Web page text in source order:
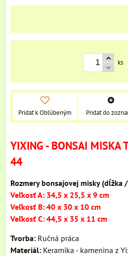
ks
Pridať k Obľúbeným Pridať do
YIXING - BONSAI MISKA
44
Rozmery bonsajovej misky (dĺžka
Veľkosť A: 34,5 x 25,5 x 9 cm
Veľkosť B: 40 x 30 x 10 cm
Veľkosť C: 44,5 x 35 x 11 cm
Tvorba: Ručná práca
Materiál: Keramika - kamenina z